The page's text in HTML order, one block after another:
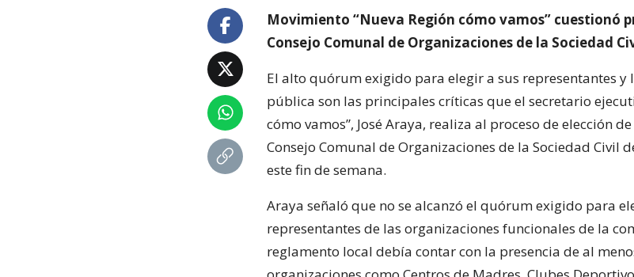
Movimiento “Nueva Región cómo vamos” cuestionó
Consejo Comunal de Organizaciones de la Sociedad
El alto quórum exigido para elegir a sus representantes
pública son las principales críticas que el secretario
cómo vamos”, José Araya, realiza al proceso de elección
Consejo Comunal de Organizaciones de la Sociedad Civil
este fin de semana.
Araya señaló que no se alcanzó el quórum exigido para
representantes de las organizaciones funcionales de la
reglamento local debía contar con la presencia de al